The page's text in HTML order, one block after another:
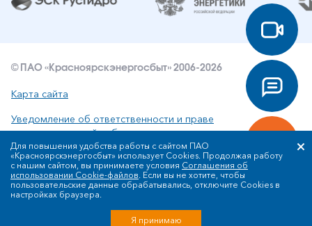
© ПАО «Красноярскэнергосбыт» 2006-2026
Карта сайта
Уведомление об ответственности и праве
интеллектуальной собственности
Политика ПАО «Красноярскэнергосбыт» в отношении
обработки персональных данных
Для повышения удобства работы с сайтом ПАО
«Красноярскэнергосбыт» использует Cookies. Продолжая работу
с нашим сайтом, вы принимаете условия Соглашения об
использовании Cookie-файлов. Если вы не хотите, чтобы
пользовательские данные обрабатывались, отключите Cookies в
настройках браузера.
Я принимаю